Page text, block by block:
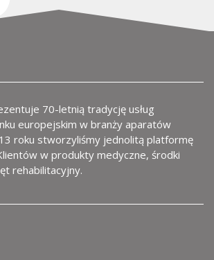
70-letnią tradycję usług
europejskim w branży aparatów
roku stworzyliśmy jednolitą platformę
w produkty medyczne, środki
rehabilitacyjny.